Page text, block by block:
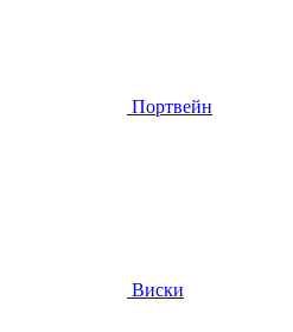
Портвейн
Виски